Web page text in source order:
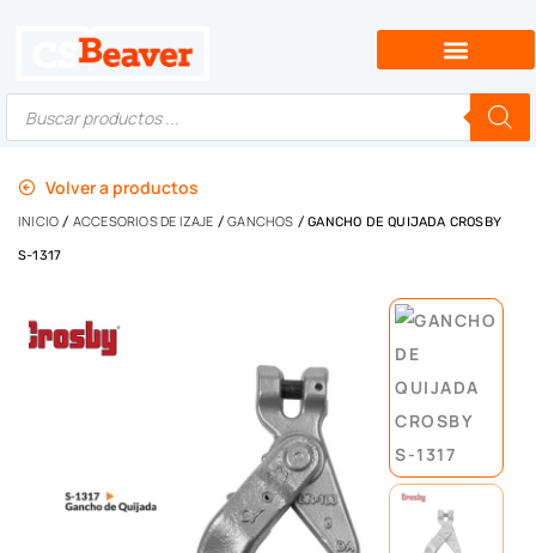
Volver a productos
INICIO / ACCESORIOS DE IZAJE /GANCHOS / GANCHO DE QUIJADA CROSBY
S-1317